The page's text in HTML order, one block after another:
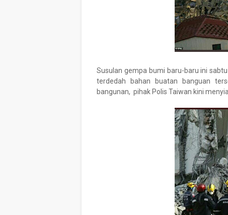
Susulan gempa bumi baru-baru ini
terdedah bahan buatan banguan
bangunan, pihak Polis Taiwan kini